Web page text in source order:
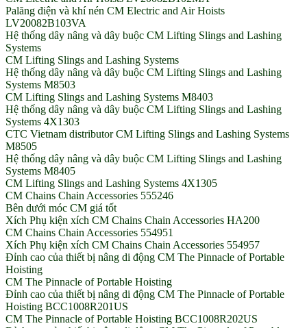
Palăng điện và khí nén CM Electric and Air Hoists
LV20082B103VA
Hệ thống dây nâng và dây buộc CM Lifting Slings and Lashing
Systems
CM Lifting Slings and Lashing Systems
Hệ thống dây nâng và dây buộc CM Lifting Slings and Lashing
Systems M8503
CM Lifting Slings and Lashing Systems M8403
Hệ thống dây nâng và dây buộc CM Lifting Slings and Lashing
Systems 4X1303
CTC Vietnam distributor CM Lifting Slings and Lashing Systems
M8505
Hệ thống dây nâng và dây buộc CM Lifting Slings and Lashing
Systems M8405
CM Lifting Slings and Lashing Systems 4X1305
CM Chains Chain Accessories 555246
Bên dưới móc CM giá tốt
Xích Phụ kiện xích CM Chains Chain Accessories HA200
CM Chains Chain Accessories 554951
Xích Phụ kiện xích CM Chains Chain Accessories 554957
Đỉnh cao của thiết bị nâng di động CM The Pinnacle of Portable
Hoisting
CM The Pinnacle of Portable Hoisting
Đỉnh cao của thiết bị nâng di động CM The Pinnacle of Portable
Hoisting BCC1008R201US
CM The Pinnacle of Portable Hoisting BCC1008R202US